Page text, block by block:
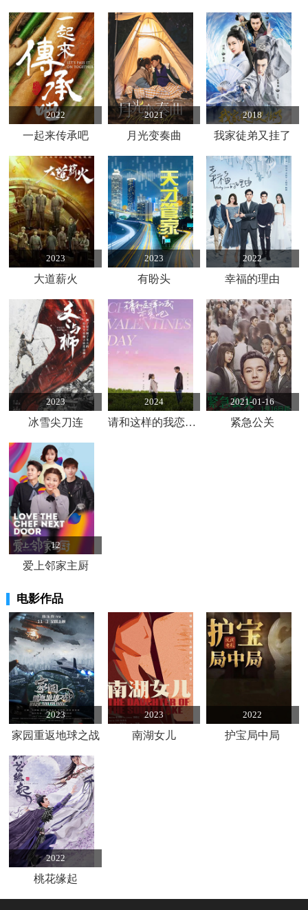
2022
一起来传承吧
2021
月光变奏曲
2018
我家徒弟又挂了
2023
大道薪火
2023
有盼头
2022
幸福的理由
2023
冰雪尖刀连
2024
请和这样的我恋爱吧
2021-01-16
紧急公关
12
爱上邻家主厨
电影作品
2023
家园重返地球之战
2023
南湖女儿
2022
护宝局中局
2022
桃花缘起